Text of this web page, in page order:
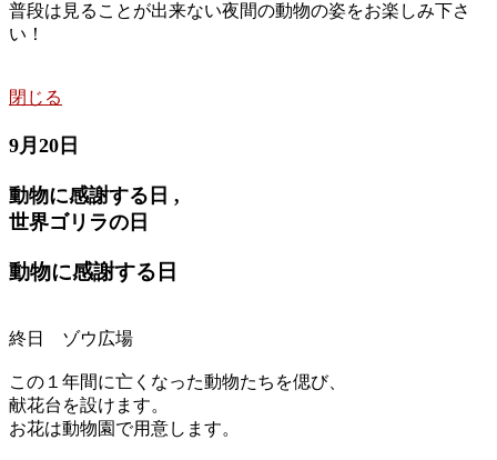
普段は見ることが出来ない夜間の動物の姿をお楽しみ下さ
い！
閉じる
9月20日
動物に感謝する日 ,
世界ゴリラの日
動物に感謝する日
終日 ゾウ広場
この１年間に亡くなった動物たちを偲び、
献花台を設けます。
お花は動物園で用意します。